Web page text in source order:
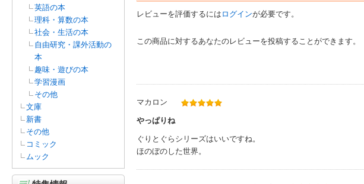
英語の本
理科・算数の本
社会・生活の本
自由研究・課外活動の
本
趣味・遊びの本
学習漫画
その他
文庫
新書
その他
コミック
ムック
レビューを評価するには ログインが必要です。
この商品に対するあなたのレビューを投稿することができます。
マカロン
やっぱりね
ぐりとぐらシリーズはいいですね。
ほのぼのした世界。